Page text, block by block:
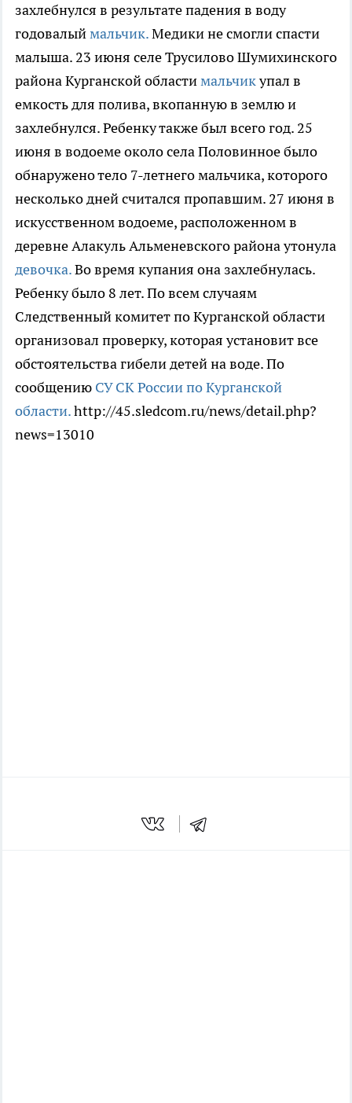
захлебнулся в результате падения в воду
годовалыймальчик.Медики не смогли спасти
малыша. 23 июня селе Трусилово Шумихинского
района Курганской областимальчикупал в
емкость для полива, вкопанную в землю и
захлебнулся. Ребенку также был всего год. 25
июня в водоеме около села Половинное было
обнаружено тело 7-летнего мальчика, которого
несколько дней считался пропавшим. 27 июня в
искусственном водоеме, расположенном в
деревне Алакуль Альменевского района утонула
девочка.Во время купания она захлебнулась.
Ребенку было 8 лет. По всем случаям
Следственный комитет по Курганской области
организовал проверку, которая установит все
обстоятельства гибели детей на воде. По
сообщению СУ СК России по Курганской
области.http://45.sledcom.ru/news/detail.php?
news=13010